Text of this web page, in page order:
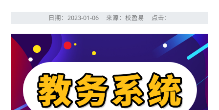
日期：2023-01-06 来源：校盈易 点击：